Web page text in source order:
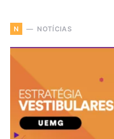
N NOTÍCIAS